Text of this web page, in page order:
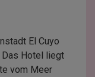
El Cuyo
Das Hotel liegt
vom Meer